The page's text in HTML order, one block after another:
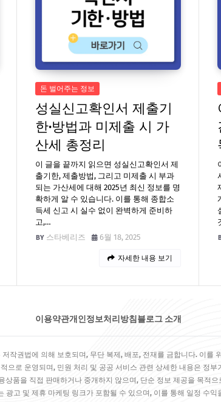
돈 벌어주는 정보
성실신고확인서 제출기
한·방법과 미제출 시 가
산세 총정리
이 글을 끝까지 읽으면 성실신고확인서 제
출기한, 제출방법, 그리고 미제출 시 부과
되는 가산세에 대해 2025년 최신 정보를 명
확하게 알 수 있습니다. 이를 통해 종합소
득세 신고 시 실수 없이 완벽하게 준비하
고,…
스타베리즈
6월 18, 2025
자세한 내용 보기
이용약관개인정보처리방침 블로그 소개
작권법에 의해 보호되며, 무단 복제, 배포, 전재를 금합니다. 이를
으로 운영되며, 민원 처리 및 공공 서비스 관련 상세한 내용은 정
상품을 직접 판매하거나 중개하지 않으며, 단순 정보 제공을 목적으
광고 및 제휴 마케팅 링크가 포함될 수 있으며, 이를 통해 일정 수익